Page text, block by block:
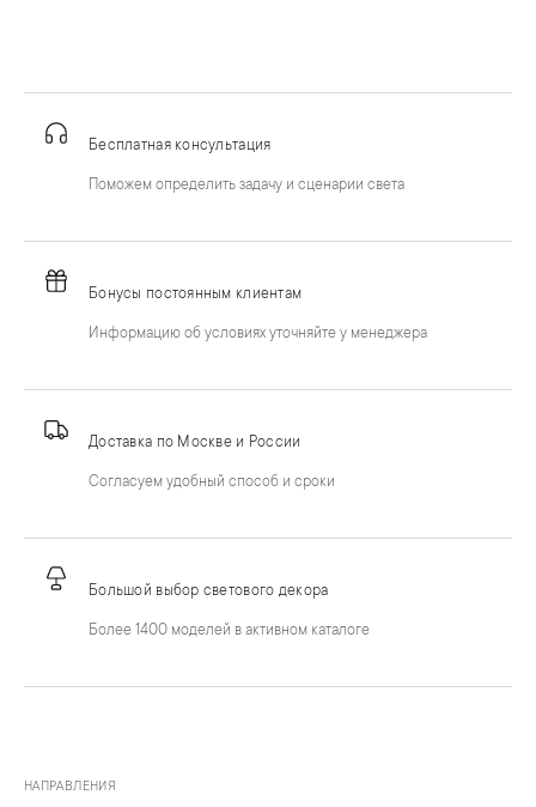
Бесплатная консультация
Поможем определить задачу и сценарии света
Бонусы постоянным клиентам
Информацию об условиях уточняйте у менеджера
Доставка по Москве и России
Согласуем удобный способ и сроки
Большой выбор светового декора
Более 1400 моделей в активном каталоге
НАПРАВЛЕНИЯ